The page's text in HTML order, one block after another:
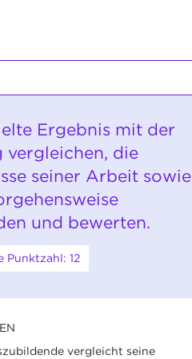
Ergebnis mit der
vergleichen, die
seiner Arbeit sowie
und bewerten.
Punktzahl: 12
vergleicht seine